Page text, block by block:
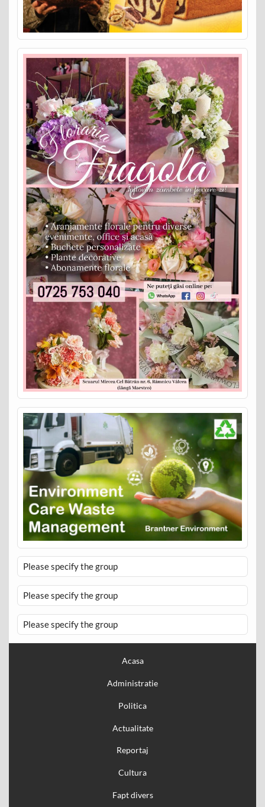
Please specify the group
Please specify the group
Please specify the group
Acasa
Administratie
Politica
Actualitate
Reportaj
Cultura
Fapt divers